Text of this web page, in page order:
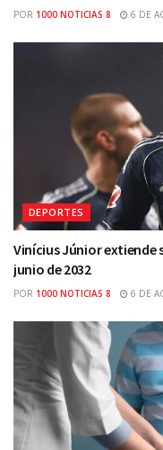
POR 1000 NOTICIAS 8 6 DE
DEPORTES
Vinícius Júnior extiende
junio de 2032
POR 1000 NOTICIAS 8 6 DE